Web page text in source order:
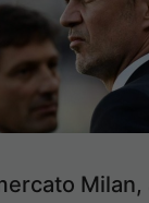
Milan,